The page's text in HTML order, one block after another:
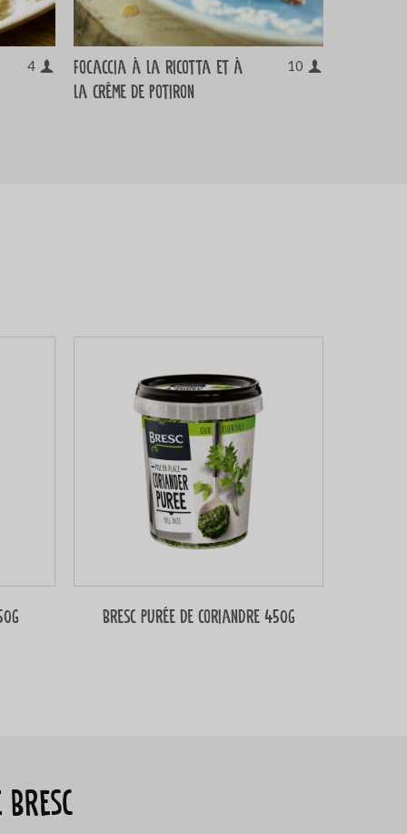
4
Focaccia à la ricotta et à
la crème de potiron
10
Bresc Purée de coriandre 450g